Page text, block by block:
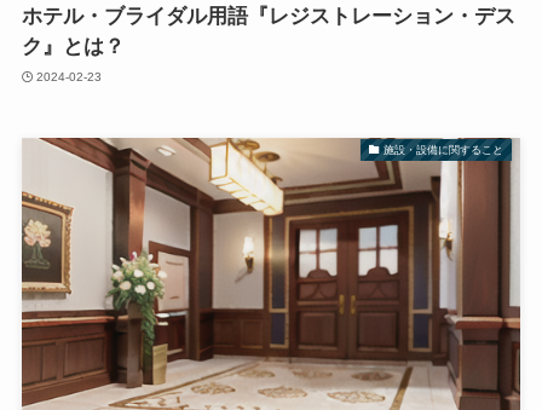
ホテル・ブライダル用語『レジストレーション・デス
ク』とは？
2024-02-23
施設・設備に関すること